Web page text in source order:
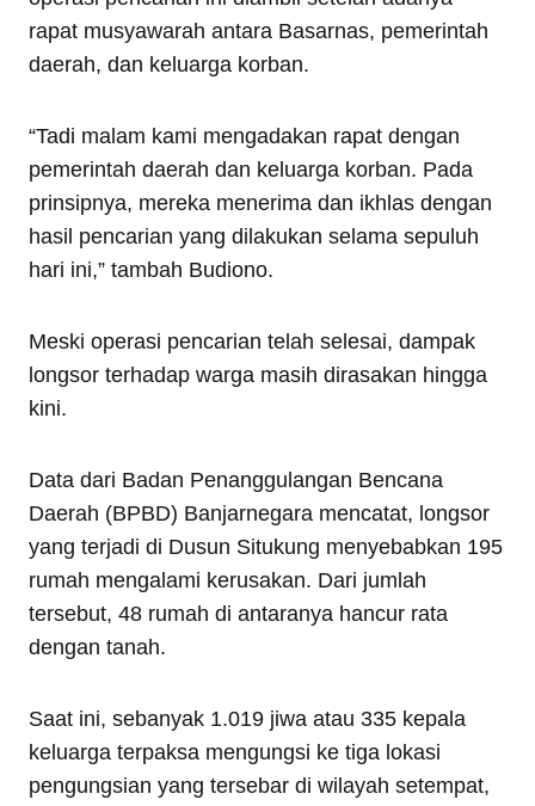
rapat musyawarah antara Basarnas, pemerintah
daerah, dan keluarga korban.
“Tadi malam kami mengadakan rapat dengan
pemerintah daerah dan keluarga korban. Pada
prinsipnya, mereka menerima dan ikhlas dengan
hasil pencarian yang dilakukan selama sepuluh
hari ini,” tambah Budiono.
Meski operasi pencarian telah selesai, dampak
longsor terhadap warga masih dirasakan hingga
kini.
Data dari Badan Penanggulangan Bencana
Daerah (BPBD) Banjarnegara mencatat, longsor
yang terjadi di Dusun Situkung menyebabkan 195
rumah mengalami kerusakan. Dari jumlah
tersebut, 48 rumah di antaranya hancur rata
dengan tanah.
Saat ini, sebanyak 1.019 jiwa atau 335 kepala
keluarga terpaksa mengungsi ke tiga lokasi
pengungsian yang tersebar di wilayah setempat,